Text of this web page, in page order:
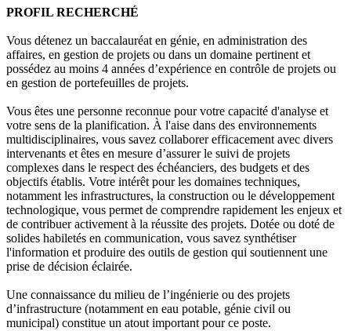
PROFIL RECHERCHÉ
Vous détenez un baccalauréat en génie, en administration des
affaires, en gestion de projets ou dans un domaine pertinent et
possédez au moins 4 années d’expérience en contrôle de projets ou
en gestion de portefeuilles de projets.
Vous êtes une personne reconnue pour votre capacité d'analyse et
votre sens de la planification. À l'aise dans des environnements
multidisciplinaires, vous savez collaborer efficacement avec divers
intervenants et êtes en mesure d’assurer le suivi de projets
complexes dans le respect des échéanciers, des budgets et des
objectifs établis. Votre intérêt pour les domaines techniques,
notamment les infrastructures, la construction ou le développement
technologique, vous permet de comprendre rapidement les enjeux et
de contribuer activement à la réussite des projets. Dotée ou doté de
solides habiletés en communication, vous savez synthétiser
l'information et produire des outils de gestion qui soutiennent une
prise de décision éclairée.
Une connaissance du milieu de l’ingénierie ou des projets
d’infrastructure (notamment en eau potable, génie civil ou
municipal) constitue un atout important pour ce poste.